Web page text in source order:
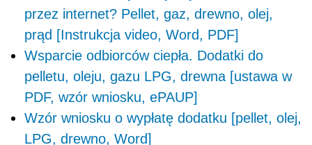
przez internet? Pellet, gaz, drewno, olej,
prąd [Instrukcja video, Word, PDF]
Wsparcie odbiorców ciepła. Dodatki do
pelletu, oleju, gazu LPG, drewna [ustawa w
PDF, wzór wniosku, ePAUP]
Wzór wniosku o wypłatę dodatku [pellet, olej,
LPG, drewno, Word]